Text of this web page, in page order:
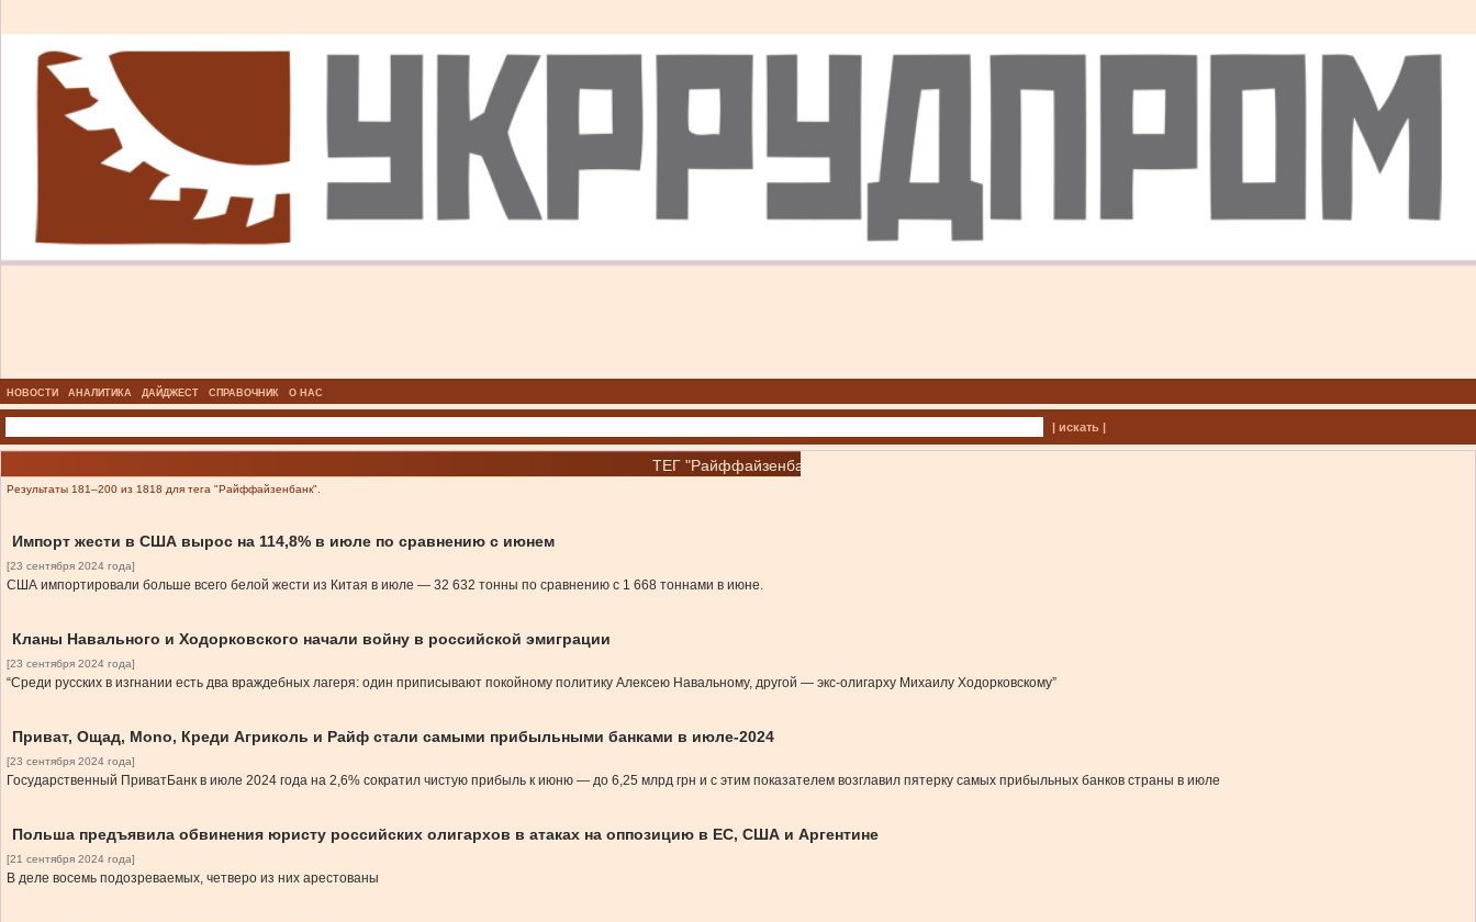
НОВОСТИ АНАЛИТИКА ДАЙДЖЕСТ СПРАВОЧНИК О НАС
| искать |
ТЕГ "Райффайзенбанк"
Результаты 181–200 из 1818 для тега "Райффайзенбанк".
Импорт жести в США вырос на 114,8% в июле по сравнению с июнем
[23 сентября 2024 года]
США импортировали больше всего белой жести из Китая в июле — 32 632 тонны по сравнению с 1 668 тоннами в июне.
Кланы Навального и Ходорковского начали войну в российской эмиграции
[23 сентября 2024 года]
“Среди русских в изгнании есть два враждебных лагеря: один приписывают покойному политику Алексею Навальному, другой — экс-олигарху Михаилу Ходорковскому”
Приват, Ощад, Mono, Креди Агриколь и Райф стали самыми прибыльными банками в июле-2024
[23 сентября 2024 года]
Государственный ПриватБанк в июле 2024 года на 2,6% сократил чистую прибыль к июню — до 6,25 млрд грн и с этим показателем возглавил пятерку самых прибыльных банков страны в июле
Польша предъявила обвинения юристу российских олигархов в атаках на оппозицию в ЕС, США и Аргентине
[21 сентября 2024 года]
В деле восемь подозреваемых, четверо из них арестованы